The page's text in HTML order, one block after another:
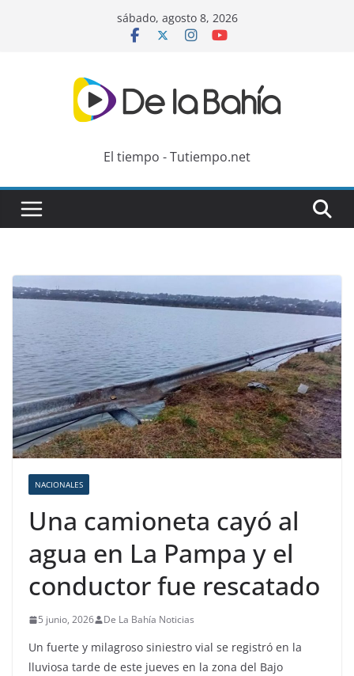
sábado, agosto 8, 2026
El tiempo - Tutiempo.net
NACIONALES
Una camioneta cayó al
agua en La Pampa y el
conductor fue rescatado
5 junio, 2026 De La Bahía Noticias
Un fuerte y milagroso siniestro vial se registró en la
lluviosa tarde de este jueves en la zona del Bajo